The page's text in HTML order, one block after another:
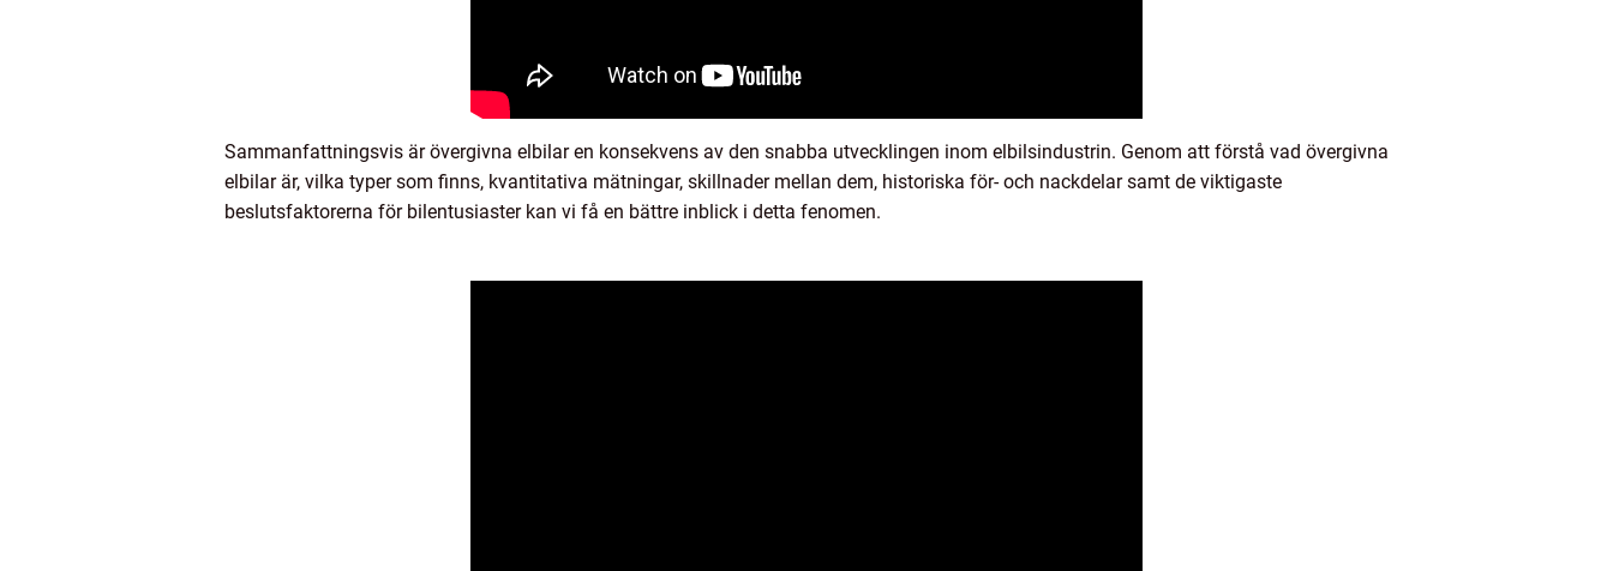
Sammanfattningsvis är övergivna elbilar en konsekvens av den snabba utvecklingen inom elbilsindustrin. Genom att förstå vad övergivna
elbilar är, vilka typer som finns, kvantitativa mätningar, skillnader mellan dem, historiska för- och nackdelar samt de viktigaste
beslutsfaktorerna för bilentusiaster kan vi få en bättre inblick i detta fenomen.